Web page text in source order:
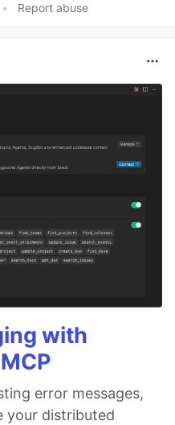
• Report abuse
with
error messages,
your distributed